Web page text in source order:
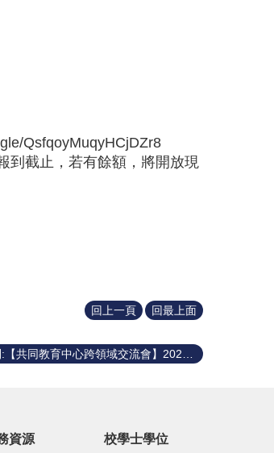
QsfqoyMuqyHCjDZr8
到截止，若有餘額，將開放現
回上一頁 回最上面
資源 校學士學位